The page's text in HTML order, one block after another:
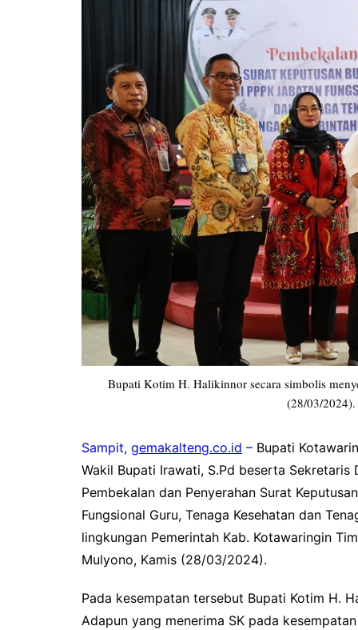
Pemkab Lamandau
Pemkab Mura
Pemkab Pulang Pisau
Pemkab Seruyan
Pemkab Sukamara
Pemko Palangka Raya
DPRD
DPRD
DPRD
DPRD
DPRD
DPRD
DPRD
Bupati Kotim H. Halikinnor secara simbolis
(28/03/
Sampit, gemakalteng.co.id – Bupati
Wakil Bupati Irawati, S.Pd beserta Sekretaris
Pembekalan dan Penyerahan Surat
Fungsional Guru, Tenaga Kesehatan dan
lingkungan Pemerintah Kab. Kotawaringin
Mulyono, Kamis (28/03/2024).
Pada kesempatan tersebut Bupati Kotim H.
Adapun yang menerima SK pada